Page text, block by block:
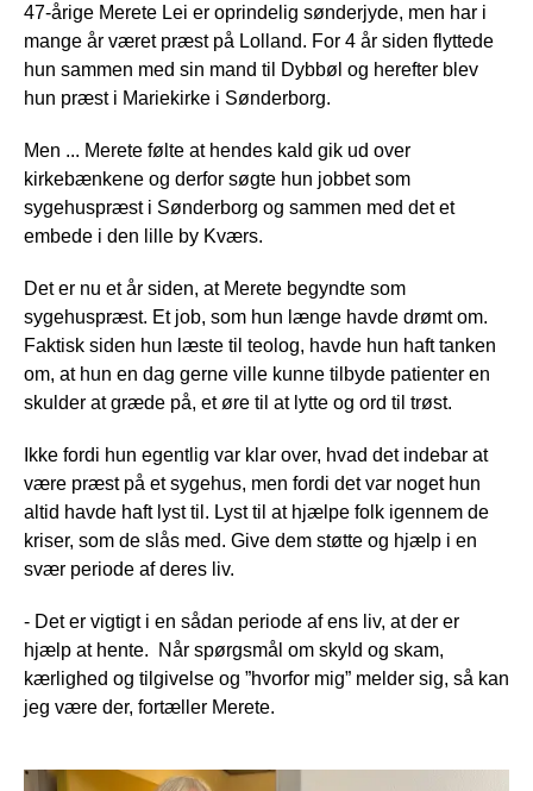
47-årige Merete Lei er oprindelig sønderjyde, men har i
mange år været præst på Lolland. For 4 år siden flyttede
hun sammen med sin mand til Dybbøl og herefter blev
hun præst i Mariekirke i Sønderborg.
Men ... Merete følte at hendes kald gik ud over
kirkebænkene og derfor søgte hun jobbet som
sygehuspræst i Sønderborg og sammen med det et
embede i den lille by Kværs.
Det er nu et år siden, at Merete begyndte som
sygehuspræst. Et job, som hun længe havde drømt om.
Faktisk siden hun læste til teolog, havde hun haft tanken
om, at hun en dag gerne ville kunne tilbyde patienter en
skulder at græde på, et øre til at lytte og ord til trøst.
Ikke fordi hun egentlig var klar over, hvad det indebar at
være præst på et sygehus, men fordi det var noget hun
altid havde haft lyst til. Lyst til at hjælpe folk igennem de
kriser, som de slås med. Give dem støtte og hjælp i en
svær periode af deres liv.
- Det er vigtigt i en sådan periode af ens liv, at der er
hjælp at hente. Når spørgsmål om skyld og skam,
kærlighed og tilgivelse og ”hvorfor mig” melder sig, så kan
jeg være der, fortæller Merete.